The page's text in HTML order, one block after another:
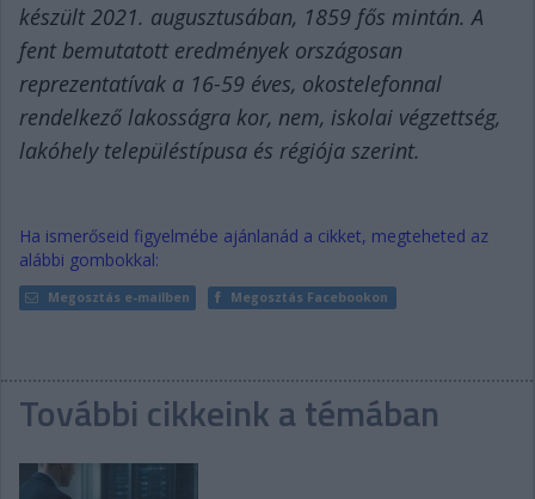
készült 2021. augusztusában, 1859 fős mintán. A
fent bemutatott eredmények országosan
reprezentatívak a 16-59 éves, okostelefonnal
rendelkező lakosságra kor, nem, iskolai végzettség,
lakóhely településtípusa és régiója szerint.
Ha ismerőseid figyelmébe ajánlanád a cikket, megteheted az
alábbi gombokkal:
Megosztás e-mailben Megosztás Facebookon
További cikkeink a témában